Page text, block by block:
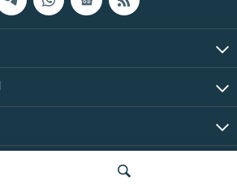
2026 RFE/RL, Inc. | Все права защищены.